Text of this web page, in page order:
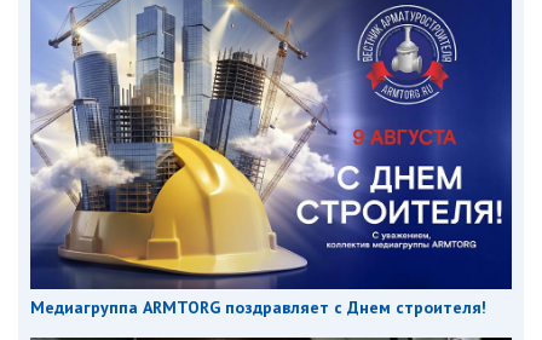
Медиагруппа ARMTORG поздравляет с Днем строителя!